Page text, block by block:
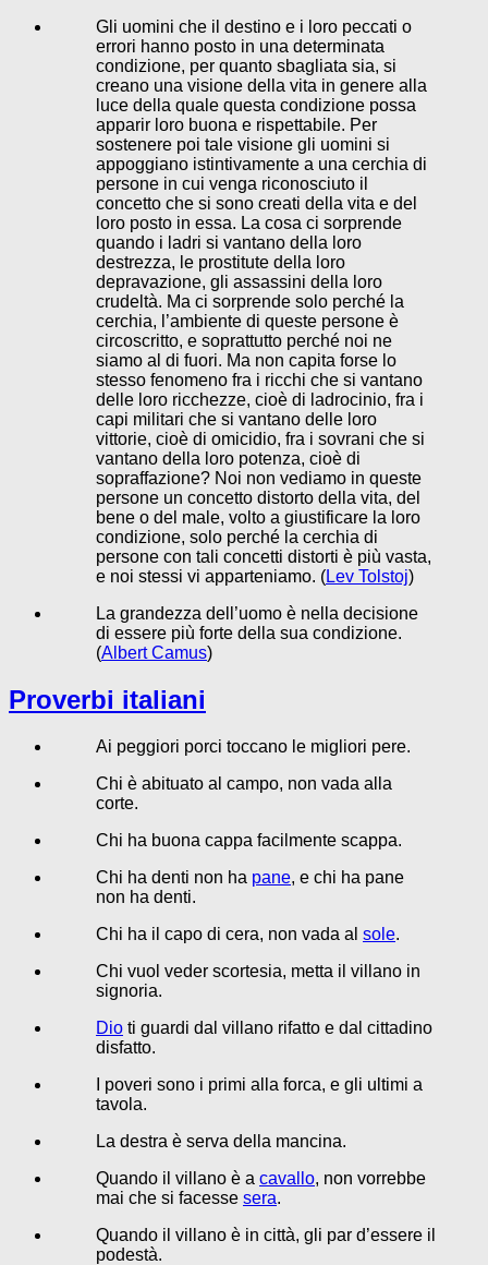
Gli uomini che il destino e i loro peccati o
errori hanno posto in una determinata
condizione, per quanto sbagliata sia, si
creano una visione della vita in genere alla
luce della quale questa condizione possa
apparir loro buona e rispettabile. Per
sostenere poi tale visione gli uomini si
appoggiano istintivamente a una cerchia di
persone in cui venga riconosciuto il
concetto che si sono creati della vita e del
loro posto in essa. La cosa ci sorprende
quando i ladri si vantano della loro
destrezza, le prostitute della loro
depravazione, gli assassini della loro
crudeltà. Ma ci sorprende solo perché la
cerchia, l’ambiente di queste persone è
circoscritto, e soprattutto perché noi ne
siamo al di fuori. Ma non capita forse lo
stesso fenomeno fra i ricchi che si vantano
delle loro ricchezze, cioè di ladrocinio, fra i
capi militari che si vantano delle loro
vittorie, cioè di omicidio, fra i sovrani che si
vantano della loro potenza, cioè di
sopraffazione? Noi non vediamo in queste
persone un concetto distorto della vita, del
bene o del male, volto a giustificare la loro
condizione, solo perché la cerchia di
persone con tali concetti distorti è più vasta,
e noi stessi vi apparteniamo. (Lev Tolstoj)
La grandezza dell’uomo è nella decisione
di essere più forte della sua condizione.
(Albert Camus)
Proverbi italiani
Ai peggiori porci toccano le migliori pere.
Chi è abituato al campo, non vada alla
corte.
Chi ha buona cappa facilmente scappa.
Chi ha denti non ha pane, e chi ha pane
non ha denti.
Chi ha il capo di cera, non vada al sole.
Chi vuol veder scortesia, metta il villano in
signoria.
Dio ti guardi dal villano rifatto e dal cittadino
disfatto.
I poveri sono i primi alla forca, e gli ultimi a
tavola.
La destra è serva della mancina.
Quando il villano è a cavallo, non vorrebbe
mai che si facesse sera.
Quando il villano è in città, gli par d’essere il
podestà.